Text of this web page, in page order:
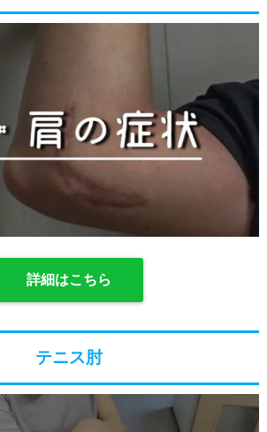
詳細はこちら
テニス肘